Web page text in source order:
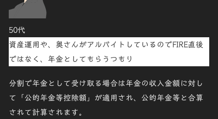
50代
資産運用や、奥さんがアルバイトしているのでFIRE直後
ではなく、年金としてもらうつもり
分割で年金として受け取る場合は年金の収入金額に対し
て「公的年金等控除額」が適用され、公的年金等と合算
されて計算されます。